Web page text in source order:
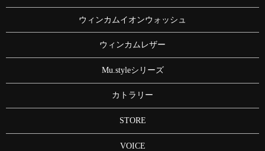
ウィンカムイオンウォッシュ
ウィンカムレザー
Mu.styleシリーズ
カトラリー
STORE
VOICE